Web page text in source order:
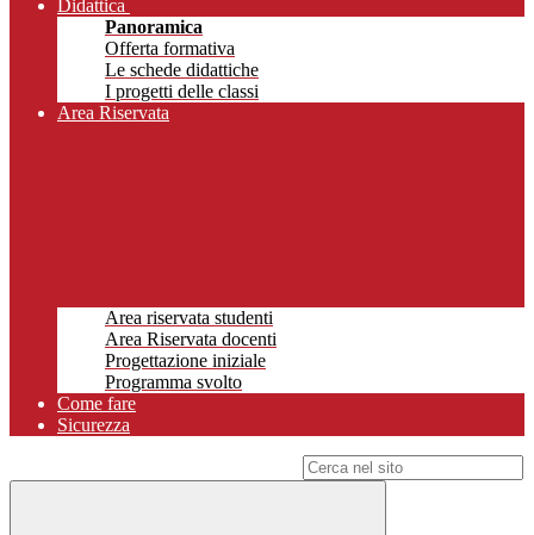
Didattica
Panoramica
Offerta formativa
Le schede didattiche
I progetti delle classi
Area Riservata
Area riservata studenti
Area Riservata docenti
Progettazione iniziale
Programma svolto
Come fare
Sicurezza